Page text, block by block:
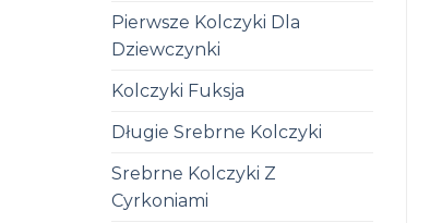
Pierwsze Kolczyki Dla
Dziewczynki
Kolczyki Fuksja
Długie Srebrne Kolczyki
Srebrne Kolczyki Z
Cyrkoniami